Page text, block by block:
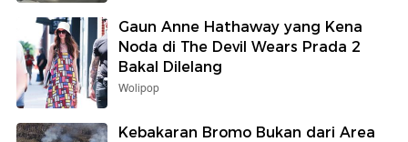
Gaun Anne Hathaway yang Kena
Noda di The Devil Wears Prada 2
Bakal Dilelang
Wolipop
Kebakaran Bromo Bukan dari Area